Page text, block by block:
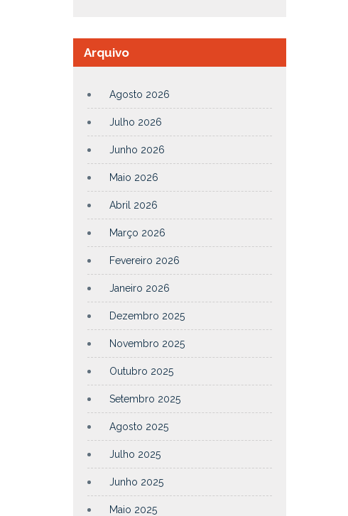
Arquivo
Agosto 2026
Julho 2026
Junho 2026
Maio 2026
Abril 2026
Março 2026
Fevereiro 2026
Janeiro 2026
Dezembro 2025
Novembro 2025
Outubro 2025
Setembro 2025
Agosto 2025
Julho 2025
Junho 2025
Maio 2025